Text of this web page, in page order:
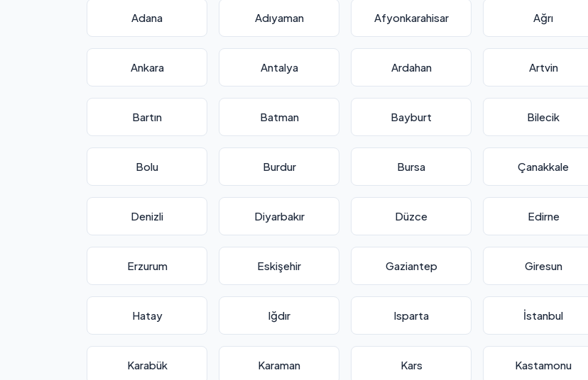
Adana Adıyaman Afyonkarahisar Ağrı
Ankara Antalya Ardahan Artvin
Bartın Batman Bayburt Bilecik
Bolu Burdur Bursa Çanakkale
Denizli Diyarbakır Düzce Edirne
Erzurum Eskişehir Gaziantep Giresun
Hatay Iğdır Isparta İstanbul
Karabük Karaman Kars Kastamonu